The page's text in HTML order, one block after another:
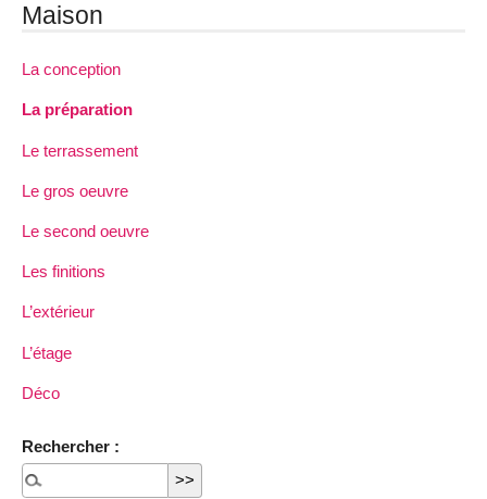
Maison
La conception
La préparation
Le terrassement
Le gros oeuvre
Le second oeuvre
Les finitions
L’extérieur
L’étage
Déco
Rechercher :